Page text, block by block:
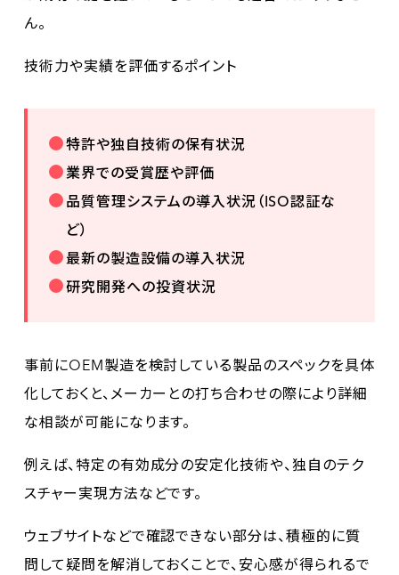
ん。
技術力や実績を評価するポイント
特許や独自技術の保有状況
業界での受賞歴や評価
品質管理システムの導入状況（ISO認証な
ど）
最新の製造設備の導入状況
研究開発への投資状況
事前にOEM製造を検討している製品のスペックを具体
化しておくと、メーカーとの打ち合わせの際により詳細
な相談が可能になります。
例えば、特定の有効成分の安定化技術や、独自のテク
スチャー実現方法などです。
ウェブサイトなどで確認できない部分は、積極的に質
問して疑問を解消しておくことで、安心感が得られるで